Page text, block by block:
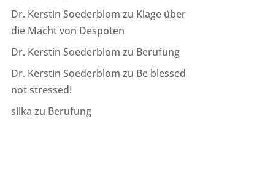
Dr. Kerstin Soederblom zu Klage über
die Macht von Despoten
Dr. Kerstin Soederblom zu Berufung
Dr. Kerstin Soederblom zu Be blessed
not stressed!
silka zu Berufung